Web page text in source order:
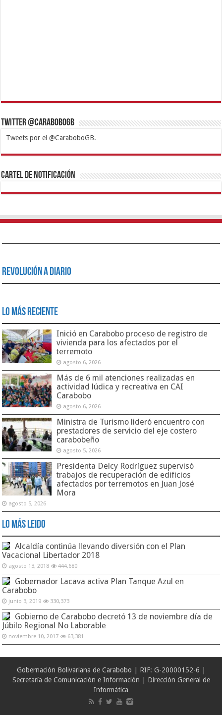
Twitter @CaraboboGB
Tweets por el @CaraboboGB.
1xbetBetturkeyBetistKralbetSupertotobetTipobetMatadorbetMariobet
https://mvbcasino.com/
Cartel de Notificación
Revolución a Diario
Lo Más Reciente
Inició en Carabobo proceso de registro de
vivienda para los afectados por el
terremoto
agosto 6, 2026
Más de 6 mil atenciones realizadas en
actividad lúdica y recreativa en CAI
Carabobo
agosto 6, 2026
Ministra de Turismo lideró encuentro con
prestadores de servicio del eje costero
carabobeño
agosto 5, 2026
Presidenta Delcy Rodríguez supervisó
trabajos de recuperación de edificios
afectados por terremotos en Juan José
Mora
agosto 5, 2026
Lo Más Leido
Alcaldía continúa llevando diversión con el Plan
Vacacional Libertador 2018
agosto 13, 2018 444,680
Gobernador Lacava activa Plan Tanque Azul en
Carabobo
junio 3, 2019 330,373
Gobierno de Carabobo decretó 13 de noviembre día de
Júbilo Regional No Laborable
noviembre 10, 2017 63,381
Gobernación Bolivariana de Carabobo | RIF: G-20000152-6 |
Secretaría de Comunicación e Información | Dirección General de
Informática